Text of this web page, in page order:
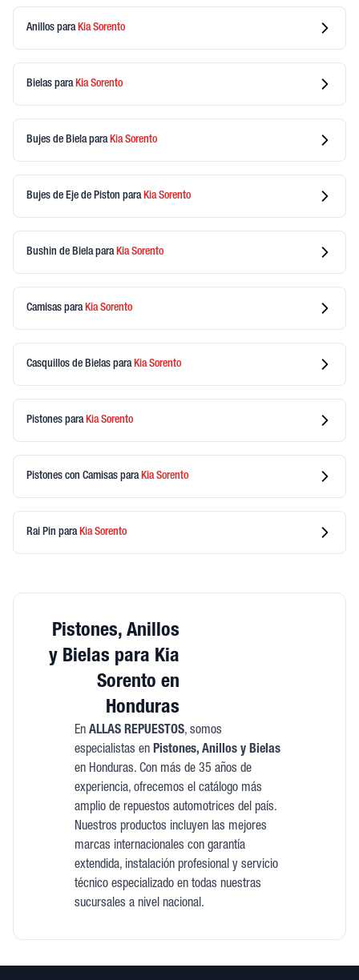
Anillos para KiaSorento
Bielas para KiaSorento
Bujes de Bielapara KiaSorento
Bujes de Eje de Piston para KiaSorento
Bushin de Bielapara KiaSorento
Camisas para KiaSorento
Casquillos de Bielas para KiaSorento
Pistones para KiaSorento
Pistones con Camisas para KiaSorento
Rai Pin para KiaSorento
Pistones, Anillos
y Bielas para Kia
Sorento en
Honduras
En ALLAS REPUESTOS, somos
especialistas en Pistones, Anillos y Bielas
en Honduras. Con más de 35 años de
experiencia, ofrecemos el catálogo más
amplio de repuestos automotrices del país.
Nuestros productos incluyen las mejores
marcas internacionales con garantía
extendida, instalación profesional y servicio
técnico especializado en todas nuestras
sucursales a nivel nacional.